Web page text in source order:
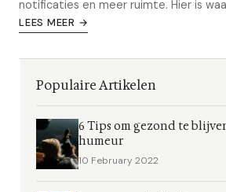
notificaties en meer ruimte. Hier is
LEES MEER →
Populaire Artikelen
6 Tips om gezond te
humeur
10 February 2022